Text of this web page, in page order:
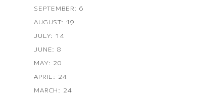
SEPTEMBER: 6
AUGUST: 19
JULY: 14
JUNE: 8
MAY: 20
APRIL: 24
MARCH: 24